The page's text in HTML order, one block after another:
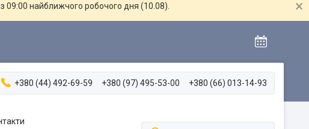
09:00 найближчого робочого дня (10.08).
+380 (44) 492-69-59 +380 (97) 495-53-00 +380 (66) 013-14-93